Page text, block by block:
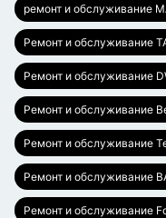
ремонт и обслуживание
Ремонт и обслуживание
Ремонт и обслуживание
Ремонт и обслуживание
Ремонт и обслуживание
Ремонт и обслуживание
Ремонт и обслуживание